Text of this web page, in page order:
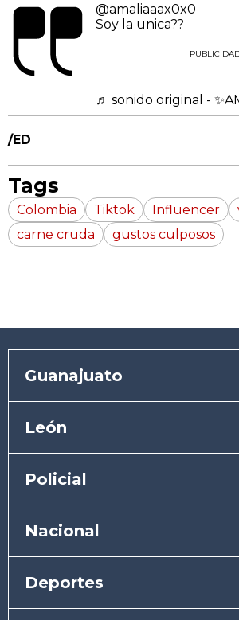
@amaliaaax0x0
Soy la unica??
♬ sonido original -
/ED
Tags
Colombia Tiktok Influencer
carne cruda
gustos culposos
Guanajuato
León
Policial
Nacional
Deportes